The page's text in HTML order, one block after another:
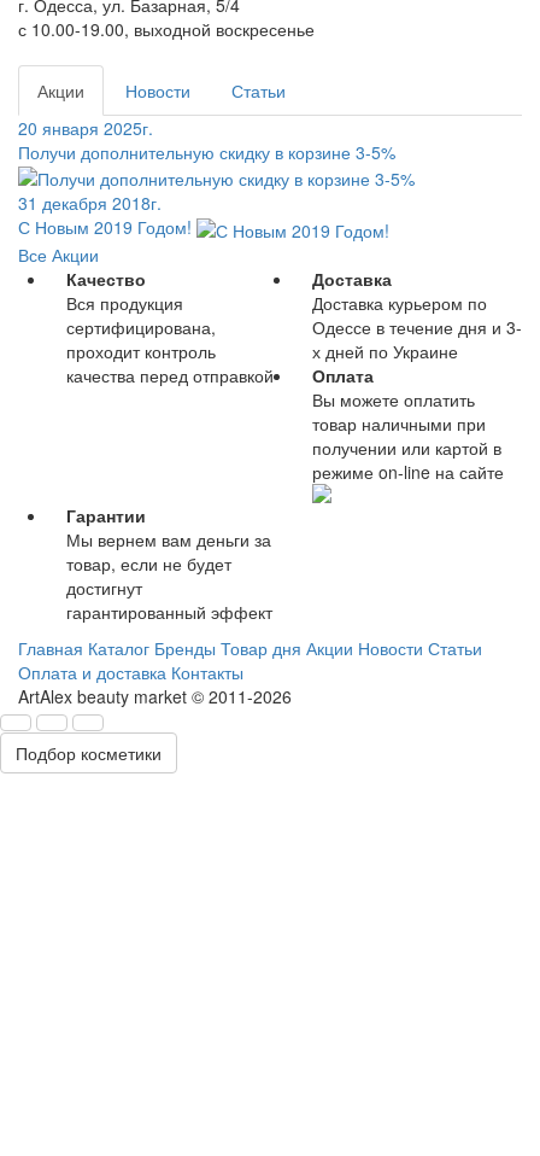
г. Одесса, ул. Базарная, 5/4
с 10.00-19.00, выходной воскресенье
Акции Новости
Статьи
20 января 2025г.
Получи дополнительную скидку в корзине 3-5%
31 декабря 2018г.
С Новым 2019 Годом!
Все Акции
Качество
Вся продукция
сертифицирована,
проходит контроль
качества перед отправкой
Доставка
Доставка курьером по
Одессе в течение дня и 3-
х дней по Украине
Оплата
Вы можете оплатить
товар наличными при
получении или картой в
режиме on-line на сайте
Гарантии
Мы вернем вам деньги за
товар, если не будет
достигнут
гарантированный эффект
Главная Каталог Бренды Товар дня Акции Новости Статьи
Оплата и доставка Контакты
ArtAlex beauty market © 2011-2026
Подбор косметики